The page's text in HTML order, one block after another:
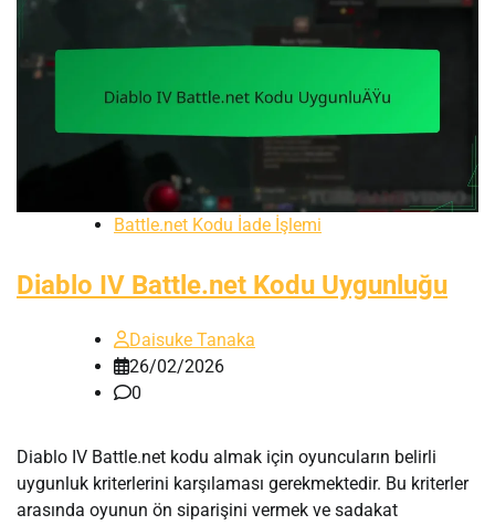
Battle.net Kodu İade İşlemi
Diablo IV Battle.net Kodu Uygunluğu
Daisuke Tanaka
26/02/2026
0
Diablo IV Battle.net kodu almak için oyuncuların belirli
uygunluk kriterlerini karşılaması gerekmektedir. Bu kriterler
arasında oyunun ön siparişini vermek ve sadakat